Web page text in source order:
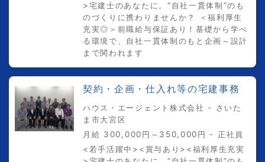
>宅建士のあなたに。“自社一貫体制”のも
のづくりに携わりませんか？ ＜福利厚生
充実◎＞前職給与保証あり！基礎から学べ
る環境で、自社一貫体制のもと企画～設計
まで関われます
契約・企画・仕入れ等の宅建事務
ハウス・エージェント株式会社 - さいた
ま市大宮区
月給 300,000円～350,000円 - 正社員
<若手活躍中><賞与あり><福利厚生充実